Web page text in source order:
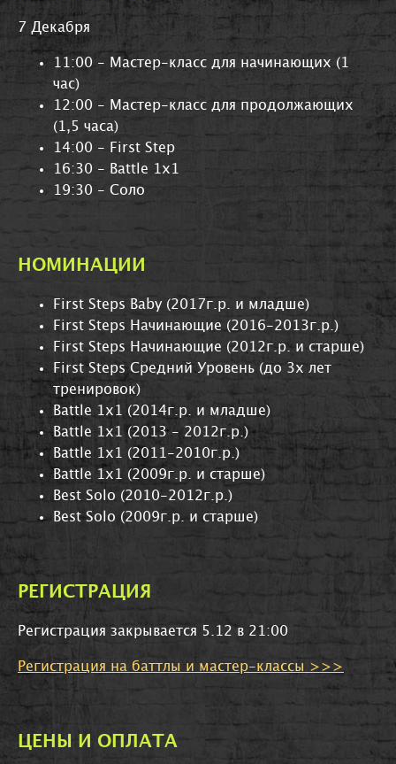
7 Декабря
11:00 - Мастер-класс для начинающих (1
час)
12:00 - Мастер-класс для продолжающих
(1,5 часа)
14:00 - First Step
16:30 - Battle 1x1
19:30 - Соло
НОМИНАЦИИ
First Steps Baby (2017г.р. и младше)
First Steps Начинающие (2016-2013г.р.)
First Steps Начинающие (2012г.р. и старше)
First Steps Средний Уровень (до 3х лет
тренировок)
Battle 1x1 (2014г.р. и младше)
Battle 1x1 (2013 - 2012г.р.)
Battle 1x1 (2011-2010г.р.)
Battle 1x1 (2009г.р. и старше)
Best Solo (2010-2012г.р.)
Best Solo (2009г.р. и старше)
РЕГИСТРАЦИЯ
Регистрация закрывается 5 .12 в 21:00
Регистрация на баттлы и мастер-классы >>>
ЦЕНЫ И ОПЛАТА